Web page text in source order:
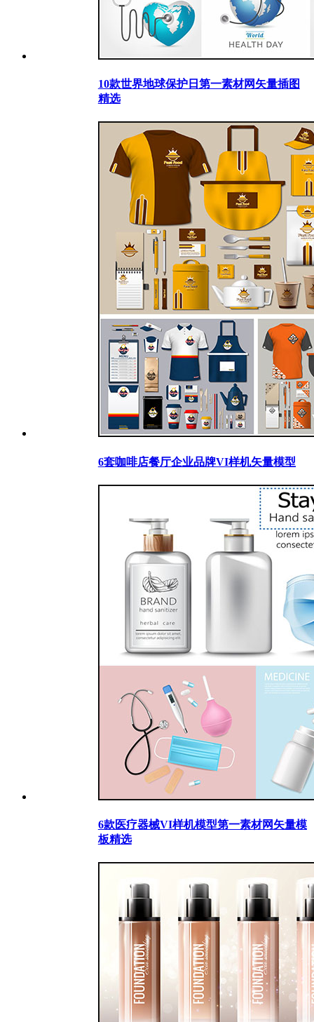
10款世界地球保护日第一素材网矢量插图
精选
6套咖啡店餐厅企业品牌VI样机矢量模型
6款医疗器械VI样机模型第一素材网矢量模
板精选